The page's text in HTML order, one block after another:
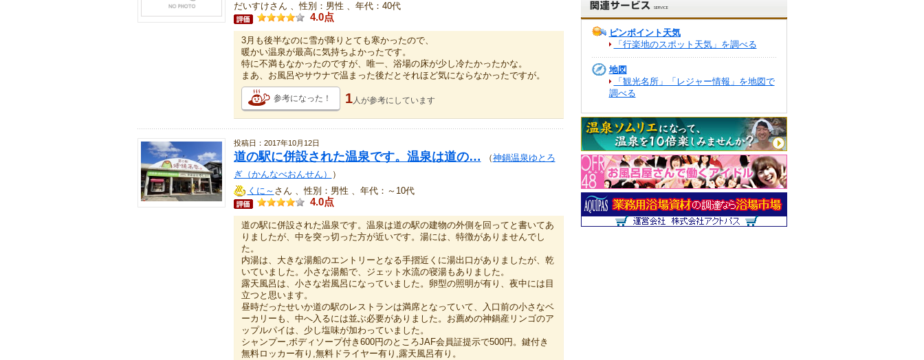
だいすけさん 、性別：男性 、年代：40代
4.0点
3月も後半なのに雪が降りとても寒かったので、
暖かい温泉が最高に気持ちよかったです。
特に不満もなかったのですが、唯一、浴場の床が少し冷たかったかな。
まあ、お風呂やサウナで温まった後だとそれほど気にならなかったですが。
参考になった！ 1人が参考にしています
投稿日：2017年10月12日
道の駅に併設された温泉です。温泉は道の… （神鍋温泉ゆとろ
ぎ（かんなべおんせん）
）
くに～ さん 、性別：男性 、年代：～10代
4.0点
道の駅に併設された温泉です。温泉は道の駅の建物の外側を回ってと書いてあ
りましたが、中を突っ切った方が近いです。湯には、特徴がありませんでし
た。
内湯は、大きな湯船のエントリーとなる手摺近くに湯出口がありましたが、乾
いていました。小さな湯船で、ジェット水流の寝湯もありました。
露天風呂は、小さな岩風呂になっていました。卵型の照明が有り、夜中には目
立つと思います。
昼時だったせいか道の駅のレストランは満席となっていて、入口前の小さなベ
ーカリーも、中へ入るには並ぶ必要がありました。お薦めの神鍋産リンゴのア
ップルパイは、少し塩味が加わっていました。
シャンプー,ボディソープ付き600円のところJAF会員証提示で500円。鍵付き
無料ロッカー有り,無料ドライヤー有り,露天風呂有り。
ピンポイント天気
「行楽地のスポット天気」を調べる
地図
「観光名所」「レジャー情報」を地図で
調べる